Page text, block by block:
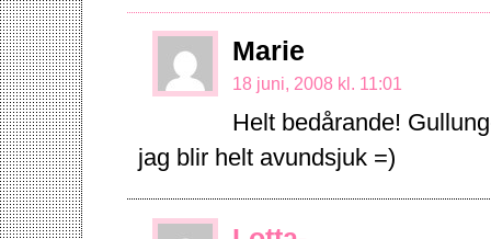
Marie
18 juni, 2008 kl. 11:01
Helt bedårande!
jag blir helt avundsjuk =)